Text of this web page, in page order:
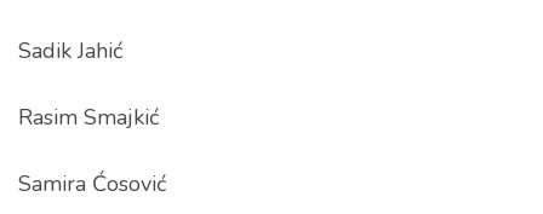
Sadik Jahić
Rasim Smajkić
Samira Ćosović